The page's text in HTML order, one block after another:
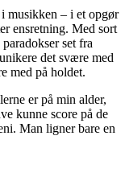
musikken – i et opgør
ensretning. Med sort
set fra
det svære med
med på holdet.
er på min alder,
kunne score på de
Man ligner bare en